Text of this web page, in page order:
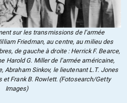
sur les transmissions de l’armée
Friedman, au centre, au milieu des
de gauche à droite : Herrick F. Bearce,
Harold G. Miller de l’armée américaine,
Abraham Sinkov, le lieutenant L.T. Jones
Frank B. Rowlett. (Fotosearch/Getty
Images)